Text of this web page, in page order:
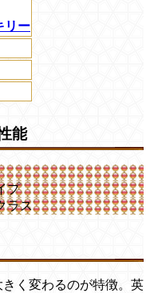
リー
能
プ
ラス
く変わるのが特徴。英